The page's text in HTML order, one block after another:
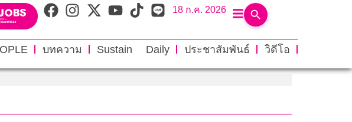
18 ก.ค. 2026
บทความ Sustain Daily ประชาสัมพันธ์
วิดีโอ